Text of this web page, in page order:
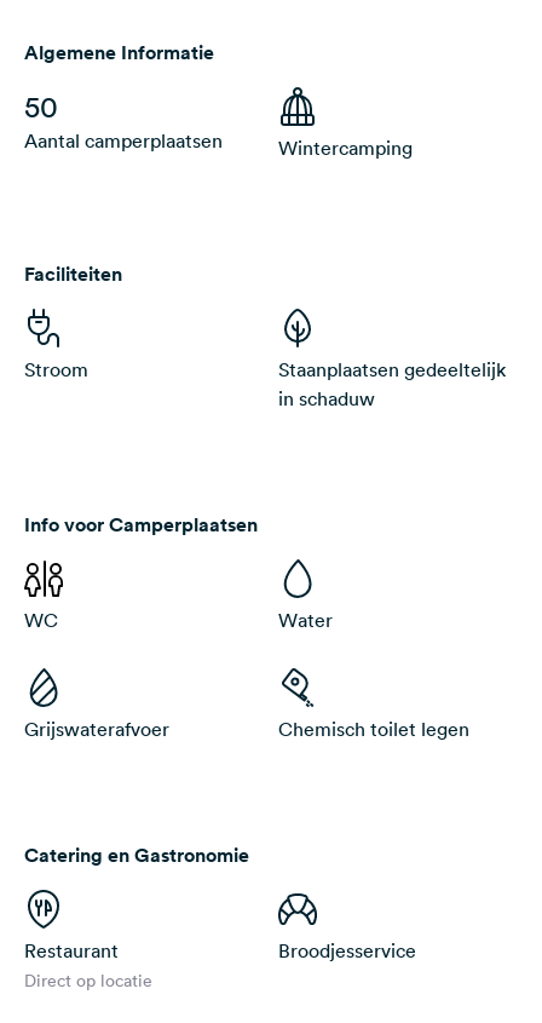
Algemene Informatie
50
Aantal camperplaatsen Wintercamping
Faciliteiten
Stroom
Staanplaatsen gedeeltelijk
in schaduw
Info voor Camperplaatsen
WC Water
Grijswaterafvoer Chemisch toilet legen
Catering en Gastronomie
Restaurant
Direct op locatie
Broodjesservice